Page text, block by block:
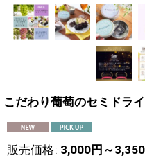
こだわり葡萄のセミドラ
販売価格: 3,000円 ～3,350